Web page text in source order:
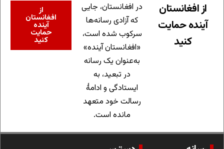
از افغانستان
آینده حمایت
کنید
در افغانستان، جایی
که آزادی رسانه‌ها
سرکوب شده است،
«افغانستان آینده»
به‌عنوان یک رسانه
در تبعید، به
ایستادگی و ادامهٔ
رسالت خود متعهد
مانده است.
از
افغانستان
آینده
حمایت
کنید